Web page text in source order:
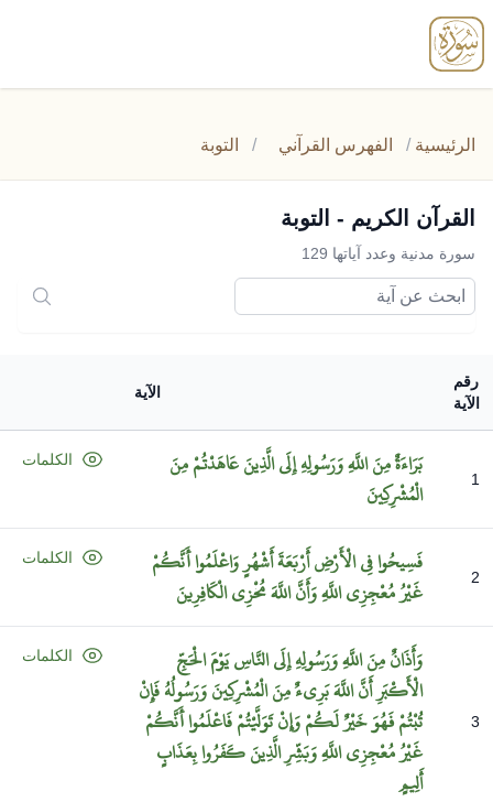
الرئيسية / الفهرس القرآني / التوبة
القرآن الكريم - التوبة
سورة مدنية وعدد آياتها 129
رقم
الآية
الآية
1 بَرَاءَةٌمِنَاللَّهِوَرَسُولِهِإِلَىالَّذِينَعَاهَدْتُمْمِنَ
الْمُشْرِكِينَ
الكلمات
2 فَسِيحُوافِيالْأَرْضِأَرْبَعَةَأَشْهُرٍوَاعْلَمُواأَنَّكُمْ
غَيْرُمُعْجِزِياللَّهِوَأَنَّاللَّهَمُخْزِيالْكَافِرِينَ
الكلمات
3
وَأَذَانٌمِنَاللَّهِوَرَسُولِهِإِلَىالنَّاسِيَوْمَالْحَجِّ
الْأَكْبَرِأَنَّاللَّهَبَرِيءٌمِنَالْمُشْرِكِينَوَرَسُولُهُفَإِنْ
تُبْتُمْفَهُوَخَيْرٌلَكُمْوَإِنْتَوَلَّيْتُمْفَاعْلَمُواأَنَّكُمْ
غَيْرُمُعْجِزِياللَّهِوَبَشِّرِالَّذِينَكَفَرُوابِعَذَابٍ
أَلِيمٍ
الكلمات